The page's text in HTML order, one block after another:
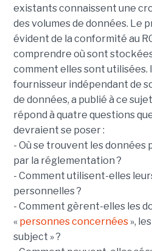
existants connaissent une
des volumes de données. Le
évident de la conformité au
comprendre où sont
comment elles sont utilisées.
fournisseur indépendant de
de données, a publié à ce
répond à quatre questions
devraient se poser :
- Où se trouvent les
par la réglementation ?
- Comment utilisent-elles
personnelles ?
- Comment gèrent-elles les
« personnes concernées»,
subject » ?